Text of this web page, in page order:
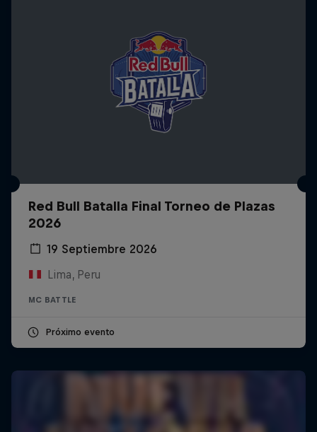
Red Bull Batalla Final Torneo de Plazas
2026
19 Septiembre 2026
Lima, Peru
MC BATTLE
Próximo evento